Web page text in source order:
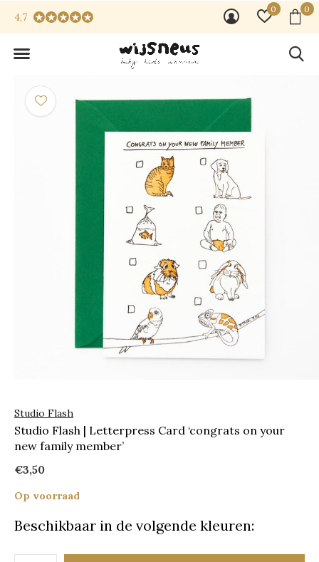
0 0
4,7
Studio Flash
Studio Flash | Letterpress Card ‘congrats on your
new family member’
€3,50
Op voorraad
Beschikbaar in de volgende kleuren: